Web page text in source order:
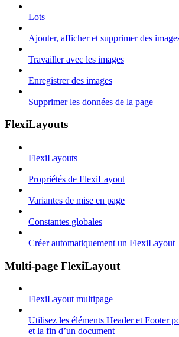
Lots
Ajouter, afficher et supprimer des
Travailler avec les images
Enregistrer des images
Supprimer les données de la page
FlexiLayouts
FlexiLayouts
Propriétés de FlexiLayout
Variantes de mise en page
Constantes globales
Créer automatiquement un FlexiLayout
Multi-page FlexiLayout
FlexiLayout multipage
Utilisez les éléments Header et Footer
et la fin d’un document